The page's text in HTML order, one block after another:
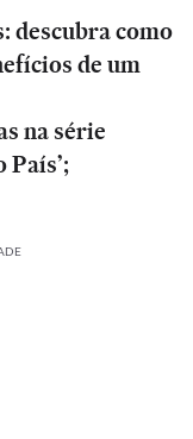
descubra como
de um
na série
País’;